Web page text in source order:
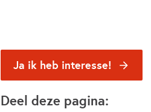
Ja ik heb interesse!
Deel deze pagina: